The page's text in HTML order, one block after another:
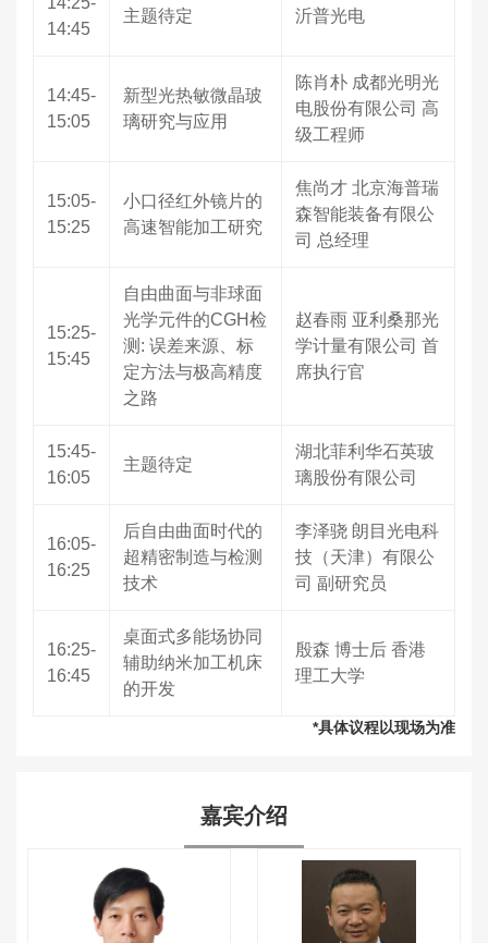
14:45
主题待定 沂普光电
14:45-
15:05
新型光热敏微晶玻
璃研究与应用
陈肖朴 成都光明光
电股份有限公司 高
级工程师
15:05-
15:25
小口径红外镜片的
高速智能加工研究
焦尚才 北京海普瑞
森智能装备有限公
司 总经理
15:25-
15:45
自由曲面与非球面
光学元件的CGH检
测: 误差来源、标
定方法与极高精度
之路
赵春雨 亚利桑那光
学计量有限公司 首
席执行官
15:45-
16:05
主题待定
湖北菲利华石英玻
璃股份有限公司
16:05-
16:25
后自由曲面时代的
超精密制造与检测
技术
李泽骁 朗目光电科
技（天津）有限公
司 副研究员
16:25-
16:45
桌面式多能场协同
辅助纳米加工机床
的开发
殷森 博士后 香港
理工大学
*具体议程以现场为准
嘉宾介绍